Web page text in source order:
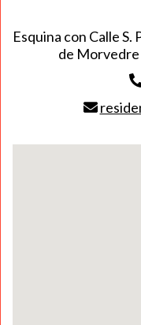
Esquina con Calle
de Morvedre